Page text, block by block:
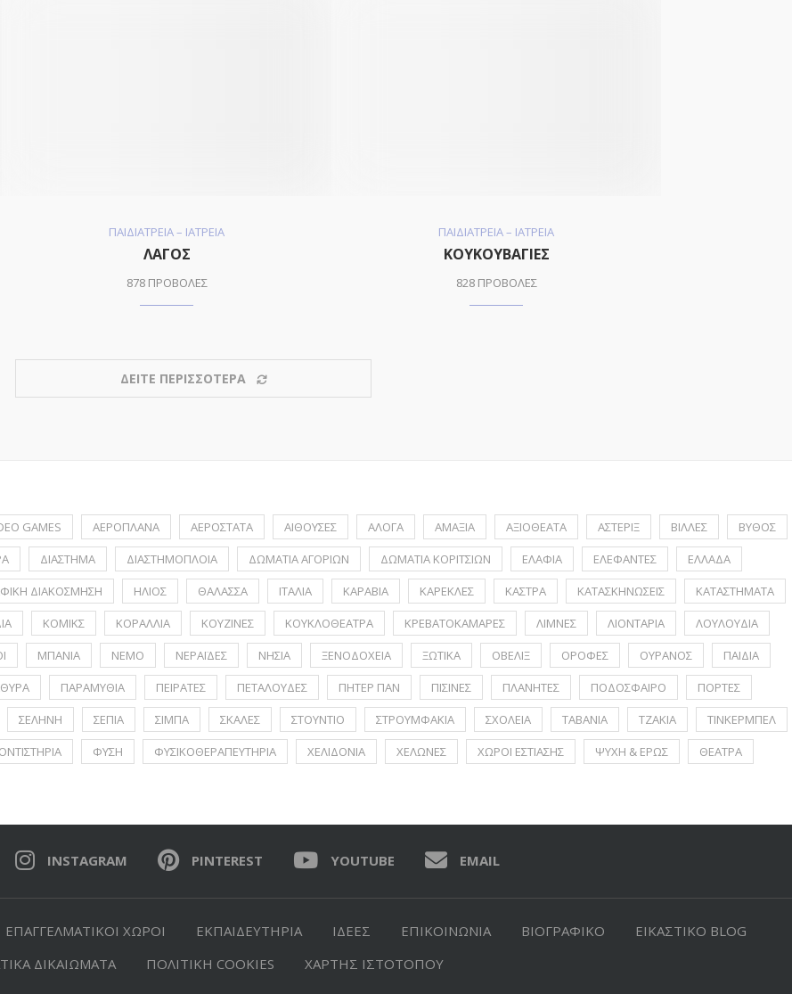
ΠΑΙΔΙΑΤΡΕΙΑ – ΙΑΤΡΕΙΑ
ΛΑΓΟΣ
878 ΠΡΟΒΟΛΕΣ
ΠΑΙΔΙΑΤΡΕΙΑ – ΙΑΤΡΕΙΑ
ΚΟΥΚΟΥΒΑΓΙΕΣ
828 ΠΡΟΒΟΛΕΣ
ΔΕΙΤΕ ΠΕΡΙΣΣΟΤΕΡΑ
GAMES ΑΕΡΟΠΛΑΝΑ ΑΕΡΟΣΤΑΤΑ ΑΙΘΟΥΣΕΣ ΑΛΟΓΑ ΑΜΑΞΙΑ ΑΞΙΟΘΕΑΤΑ ΑΣΤΕΡΙΞ ΒΙΛΛΕΣ
ΒΥΘΟΣ
ΔΙΑΣΤΗΜΑ ΔΙΑΣΤΗΜΟΠΛΟΙΑ ΔΩΜΑΤΙΑ ΑΓΟΡΙΩΝ ΔΩΜΑΤΙΑ ΚΟΡΙΤΣΙΩΝ ΕΛΑΦΙΑ ΕΛΕΦΑΝΤΕΣ
ΕΛΛΑΔΑ
ΔΙΑΚΟΣΜΗΣΗ ΗΛΙΟΣ ΘΑΛΑΣΣΑ ΙΤΑΛΙΑ ΚΑΡΑΒΙΑ ΚΑΡΕΚΛΕΣ ΚΑΣΤΡΑ ΚΑΤΑΣΚΗΝΩΣΕΙΣ
ΚΑΤΑΣΤΗΜΑΤΑ
ΚΟΜΙΚΣ ΚΟΡΑΛΛΙΑ ΚΟΥΖΙΝΕΣ ΚΟΥΚΛΟΘΕΑΤΡΑ ΚΡΕΒΑΤΟΚΑΜΑΡΕΣ ΛΙΜΝΕΣ ΛΙΟΝΤΑΡΙΑ
ΛΟΥΛΟΥΔΙΑ
ΜΠΑΝΙΑ ΝΕΜΟ ΝΕΡΑΪΔΕΣ ΝΗΣΙΑ ΞΕΝΟΔΟΧΕΙΑ ΞΩΤΙΚΑ ΟΒΕΛΙΞ ΟΡΟΦΕΣ ΟΥΡΑΝΟΣ
ΠΑΙΔΙΑ
ΠΑΡΑΜΥΘΙΑ ΠΕΙΡΑΤΕΣ ΠΕΤΑΛΟΥΔΕΣ ΠΗΤΕΡ ΠΑΝ ΠΙΣΙΝΕΣ ΠΛΑΝΗΤΕΣ ΠΟΔΟΣΦΑΙΡΟ
ΠΟΡΤΕΣ
ΣΕΛΗΝΗ ΣΕΠΙΑ ΣΙΜΠΑ ΣΚΑΛΕΣ ΣΤΟΥΝΤΙΟ ΣΤΡΟΥΜΦΑΚΙΑ ΣΧΟΛΕΙΑ ΤΑΒΑΝΙΑ ΤΖΑΚΙΑ
ΤΙΝΚΕΡΜΠΕΛ
ΦΥΣΗ ΦΥΣΙΚΟΘΕΡΑΠΕΥΤΗΡΙΑ ΧΕΛΙΔΟΝΙΑ ΧΕΛΩΝΕΣ ΧΩΡΟΙ ΕΣΤΙΑΣΗΣ ΨΥΧΗ & ΕΡΩΣ ΘΕΑΤΡΑ
INSTAGRAM PINTEREST YOUTUBE EMAIL
ΕΠΑΓΓΕΛΜΑΤΙΚΟΙ ΧΩΡΟΙ ΕΚΠΑΙΔΕΥΤΗΡΙΑ ΙΔΕΕΣ ΕΠΙΚΟΙΝΩΝΙΑ ΒΙΟΓΡΑΦΙΚΟ
ΕΙΚΑΣΤΙΚΟ BLOG
ΔΙΚΑΙΩΜΑΤΑ
ΠΟΛΙΤΙΚΗ COOKIES ΧΑΡΤΗΣ ΙΣΤΟΤΟΠΟΥ